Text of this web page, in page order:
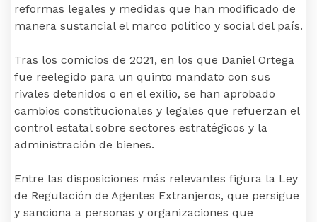
reformas legales y medidas que han modificado de
manera sustancial el marco político y social del país.
Tras los comicios de 2021, en los que Daniel Ortega
fue reelegido para un quinto mandato con sus
rivales detenidos o en el exilio, se han aprobado
cambios constitucionales y legales que refuerzan el
control estatal sobre sectores estratégicos y la
administración de bienes.
Entre las disposiciones más relevantes figura la Ley
de Regulación de Agentes Extranjeros, que persigue
y sanciona a personas y organizaciones que